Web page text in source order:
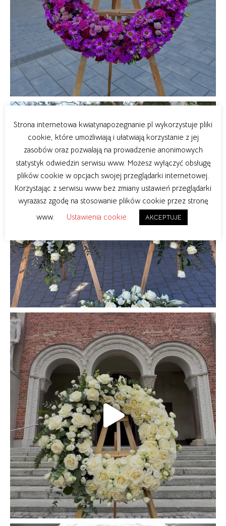
Strona internetowa kwiatynapozegnanie.pl wykorzystuje pliki
cookie, które umożliwiają i ułatwiają korzystanie z jej
zasobów oraz pozwalają na prowadzenie anonimowych
statystyk odwiedzin serwisu www. Możesz wyłączyć obsługę
plików cookie w opcjach swojej przeglądarki internetowej.
Korzystając z serwisu www bez zmiany ustawień przeglądarki
wyrażasz zgodę na stosowanie plików cookie przez stronę
www.
Ustawienia cookie AKCEPTUJE